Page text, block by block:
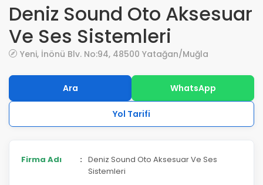
Deniz Sound Oto Aksesuar
Ve Ses Sistemleri
Yeni, İnönü Blv. No:94, 48500 Yatağan/Muğla
Ara WhatsApp
Yol Tarifi
Firma Adı : Deniz Sound Oto Aksesuar Ve Ses
Sistemleri